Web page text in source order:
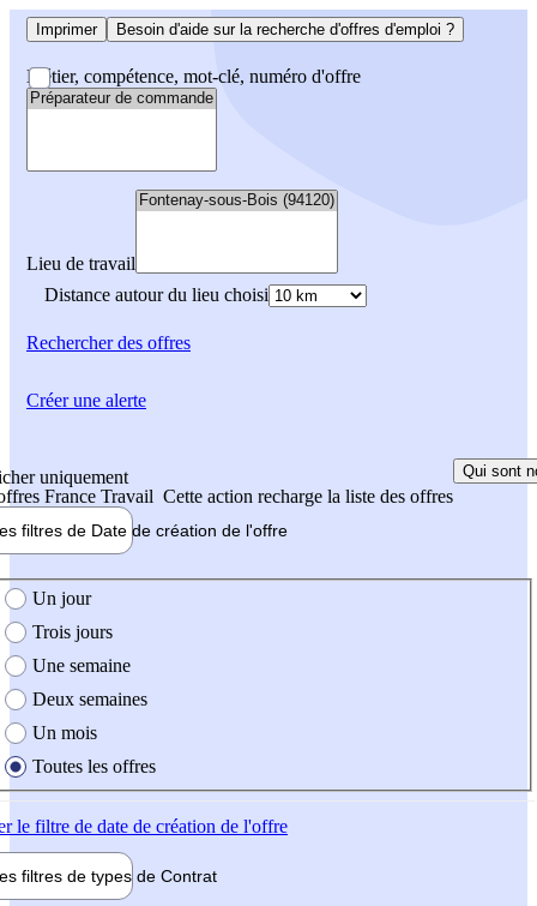
Imprimer Besoin d'aide sur la recherche d'offres d'emploi ?
Métier, compétence, mot-clé, numéro d'offre
Lieu de travail
Distance autour du lieu choisi
Rechercherdes offres
uniquement
France Travail Cette action recharge la liste des offres
Qui sont
filtres de Date de création de l'offre
création de l'offre
Un jour
Trois jours
Une semaine
Deux semaines
Un mois
Toutes les offres
le filtre de date de création de l'offre
filtres de types de Contrat
Créer une alerte